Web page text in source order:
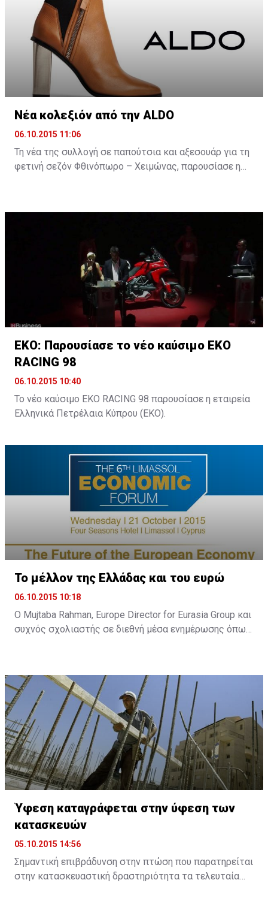
βραβείων «Αειφόρου και Πολιτιστικού Τουρισμού
2015».
Νέα κολεξιόν από την ALDO
06.10.2015 11:06
Τη νέα της συλλογή σε παπούτσια και αξεσουάρ για τη
φετινή σεζόν Φθινόπωρο – Χειμώνας, παρουσίασε η
of Cyprus, η εταιρεία παρουσίασε τις νέες τάσεις στη
διαχρονικές καστόρινες γόβες ή μπαλαρίνες,
γυναικεία sneakers εμπνευσμένα από παπούτσια ...
ΕΚΟ: Παρουσίασε το νέο καύσιμο EKO
RACING 98
06.10.2015 10:40
Το νέο καύσιμο ΕΚΟ RACING 98 παρουσίασε η εταιρεία
Ελληνικά Πετρέλαια Κύπρου (ΕΚΟ).
Το μέλλον της Ελλάδας και του ευρώ
06.10.2015 10:18
Ο Mujtaba Rahman, Europe Director for Eurasia Group και
συχνός σχολιαστής σε διεθνή μέσα ενημέρωσης όπως
όπου θα παρουσιάσει το μέλλον της Ελλάδας και του
ευρώ.
Ύφεση καταγράφεται στην ύφεση των
κατασκευών
05.10.2015 14:56
Σημαντική επιβράδυνση στην πτώση που παρατηρείται
στην κατασκευαστική δραστηριότητα τα τελευταία